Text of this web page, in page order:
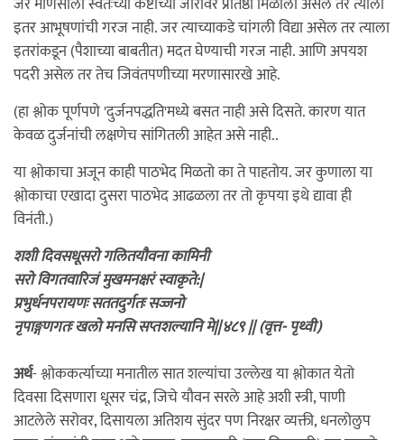
इतर आभूषणांची गरज नाही. जर त्याच्याकडे चांगली विद्या असेल तर त्याला
इतरांकडून (पैशाच्या बाबतीत) मदत घेण्याची गरज नाही. आणि अपयश
पदरी असेल तर तेच जिवंतपणीच्या मरणासारखे आहे.
(हा श्लोक पूर्णपणे 'दुर्जनपद्धति'मध्ये बसत नाही असे दिसते. कारण यात
केवळ दुर्जनांची लक्षणेच सांगितली आहेत असे नाही..
या श्लोकाचा अजून काही पाठभेद मिळतो का ते पाहतोय. जर कुणाला या
श्लोकाचा एखादा दुसरा पाठभेद आढळला तर तो कृपया इथे द्यावा ही
विनंती.)
शशी दिवसधूसरो गलितयौवना कामिनी
सरो विगतवारिजं मुखमनक्षरं स्वाकृते:|
प्रभुर्धनपरायणः सततदुर्गतः सज्जनो
नृपाङ्गणगतः खलो मनसि सप्तशल्यानि मे||४८९ || (वृत्त- पृथ्वी)
अर्थ- श्लोककर्त्याच्या मनातील सात शल्यांचा उल्लेख या श्लोकात येतो
दिवसा दिसणारा धूसर चंद्र, जिचे यौवन सरले आहे अशी स्त्री, पाणी
आटलेले सरोवर, दिसायला अतिशय सुंदर पण निरक्षर व्यक्ती, धनलोलुप